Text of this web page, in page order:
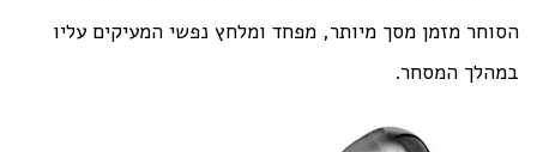
הסוחר מזמן מסך מיותר, מפחד ומלחץ נפשי המעיקים עליו
במהלך המסחר.